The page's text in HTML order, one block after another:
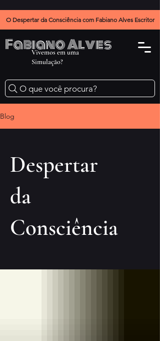
Fabiano Alves
Vivemos em uma
Simulação?
O que você procura?
O Despertar da Consciência com Fabiano Alves Escritor
Blog
Despertar
da
Consciência